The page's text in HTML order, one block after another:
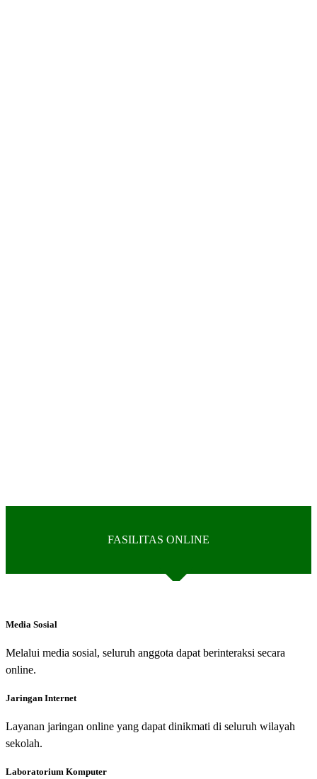
FASILITAS ONLINE
Media Sosial
Melalui media sosial, seluruh anggota dapat berinteraksi secara
online.
Jaringan Internet
Layanan jaringan online yang dapat dinikmati di seluruh wilayah
sekolah.
Laboratorium Komputer